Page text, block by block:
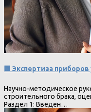
🟩 Экспертиза
Научно-методическое
строительного брака,
Раздел 1: Введен…